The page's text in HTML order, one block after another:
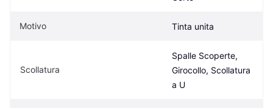
Motivo Tinta unita
Scollatura
Spalle Scoperte,
Girocollo, Scollatura
a U